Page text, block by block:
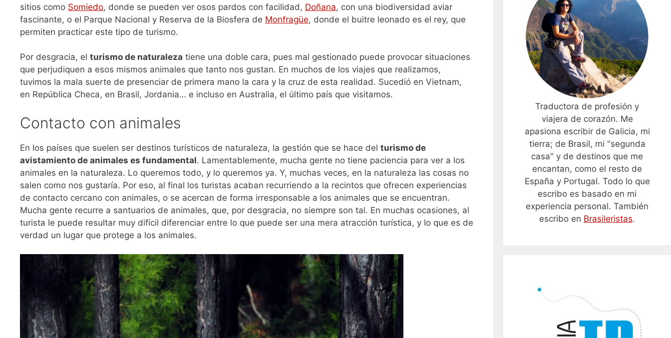
sitios como Somiedo, donde se pueden ver osos pardos con facilidad, Doñana, con una biodiversidad aviar
fascinante, o el Parque Nacional y Reserva de la Biosfera de Monfragüe, donde el buitre leonado es el rey, que
permiten practicar este tipo de turismo.
Por desgracia, el turismo de naturaleza tiene una doble cara, pues mal gestionado puede provocar situaciones
que perjudiquen a esos mismos animales que tanto nos gustan. En muchos de los viajes que realizamos,
tuvimos la mala suerte de presenciar de primera mano la cara y la cruz de esta realidad. Sucedió en Vietnam,
en República Checa, en Brasil, Jordania… e incluso en Australia, el último país que visitamos.
Contacto con animales
En los países que suelen ser destinos turísticos de naturaleza, la gestión que se hace del turismo de
avistamiento de animales es fundamental. Lamentablemente, mucha gente no tiene paciencia para ver a los
animales en la naturaleza. Lo queremos todo, y lo queremos ya. Y, muchas veces, en la naturaleza las cosas no
salen como nos gustaría. Por eso, al final los turistas acaban recurriendo a la recintos que ofrecen experiencias
de contacto cercano con animales, o se acercan de forma irresponsable a los animales que se encuentran.
Mucha gente recurre a santuarios de animales, que, por desgracia, no siempre son tal. En muchas ocasiones, al
turista le puede resultar muy difícil diferenciar entre lo que puede ser una mera atracción turística, y lo que es de
verdad un lugar que protege a los animales.
Traductora de profesión y
viajera de corazón. Me
apasiona escribir de Galicia, mi
tierra; de Brasil, mi "segunda
casa" y de destinos que me
encantan, como el resto de
España y Portugal. Todo lo que
escribo es basado en mi
experiencia personal. También
escribo en Brasileristas.